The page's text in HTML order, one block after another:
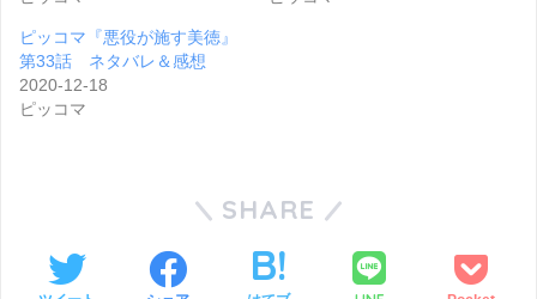
ピッコマ『悪役が施す美徳』
第33話 ネタバレ＆感想
2020-12-18
ピッコマ
SHARE